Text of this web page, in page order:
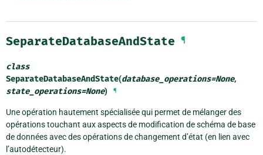
SeparateDatabaseAndState ¶
class
SeparateDatabaseAndState(database_operations=None,
state_operations=None) ¶
Une opération hautement spécialisée qui permet de mélanger des
opérations touchant aux aspects de modification de schéma de base
de données avec des opérations de changement d’état (en lien avec
l’autodétecteur).